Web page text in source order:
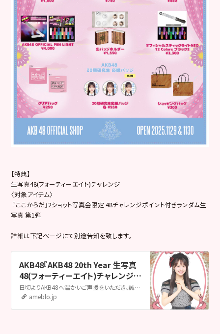
【特典】
生写真48(フォーティーエイト)チャレンジ
〈対象アイテム〉
『ここからだ』2ショット写真会限定 48チャレンジポイント付きランダム生
写真 第1弾
詳細は下記ページにて別途告知を致します。
AKB48『AKB48 20th Year 生写真
48(フォーティーエイト)チャレンジ開
催のお知らせ』
日頃よりAKB48へ温かいご声援をいただき、誠にありがとうございます。 この度、2025年11月29日（土）・30日（日）にパシフィコ横浜で開催いたしますAK…
ameblo.jp